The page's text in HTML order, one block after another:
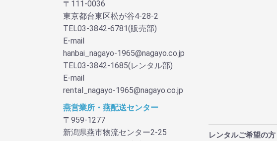
〒111-0036
東京都台東区松が谷4-28-2
TEL03-3842-6781(販売部)
E-mail
hanbai_nagayo-1965@nagayo.co.jp
TEL03-3842-1685(レンタル部)
E-mail
rental_nagayo-1965@nagayo.co.jp
燕営業所・燕配送センター
〒959-1277
新潟県燕市物流センター2-25
レンタルご希望の方